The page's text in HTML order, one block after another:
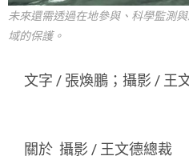
未來還需透過在地參與、科學監測
域的保護。
文字 / 張煥鵬；攝影 / 王
關於 攝影 / 王文德總裁